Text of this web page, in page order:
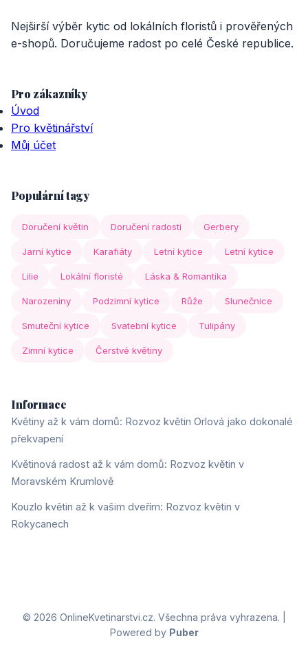
Nejširší výběr kytic od lokálních floristů i prověřených
e-shopů. Doručujeme radost po celé České republice.
Pro zákazníky
Úvod
Pro květinářství
Můj účet
Populární tagy
Doručení květin Doručení radosti Gerbery
Jarní kytice Karafiáty Letní kytice Letní kytice
Lilie Lokální floristé Láska & Romantika
Narozeniny Podzimní kytice Růže Slunečnice
Smuteční kytice Svatební kytice Tulipány
Zimní kytice Čerstvé květiny
Informace
Květiny až k vám domů: Rozvoz květin Orlová jako dokonalé
překvapení
Květinová radost až k vám domů: Rozvoz květin v
Moravském Krumlově
Kouzlo květin až k vašim dveřím: Rozvoz květin v
Rokycanech
© 2026 OnlineKvetinarstvi.cz. Všechna práva vyhrazena. |
Powered by Puber